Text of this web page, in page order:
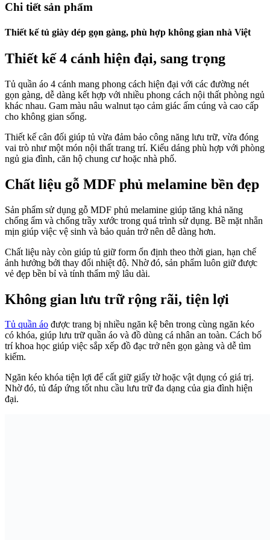
Chi tiết sản phẩm
Thiết kế tủ giày dép gọn gàng, phù hợp không gian nhà Việt
Thiết kế 4 cánh hiện đại, sang trọng
Tủ quần áo 4 cánh mang phong cách hiện đại với các đường nét
gọn gàng, dễ dàng kết hợp với nhiều phong cách nội thất phòng ngủ
khác nhau. Gam màu nâu walnut tạo cảm giác ấm cúng và cao cấp
cho không gian sống.
Thiết kế cân đối giúp tủ vừa đảm bảo công năng lưu trữ, vừa đóng
vai trò như một món nội thất trang trí. Kiểu dáng phù hợp với phòng
ngủ gia đình, căn hộ chung cư hoặc nhà phố.
Chất liệu gỗ MDF phủ melamine bền đẹp
Sản phẩm sử dụng gỗ MDF phủ melamine giúp tăng khả năng
chống ẩm và chống trầy xước trong quá trình sử dụng. Bề mặt nhẵn
mịn giúp việc vệ sinh và bảo quản trở nên dễ dàng hơn.
Chất liệu này còn giúp tủ giữ form ổn định theo thời gian, hạn chế
ảnh hưởng bởi thay đổi nhiệt độ. Nhờ đó, sản phẩm luôn giữ được
vẻ đẹp bền bỉ và tính thẩm mỹ lâu dài.
Không gian lưu trữ rộng rãi, tiện lợi
Tủ quần áo được trang bị nhiều ngăn kệ bên trong cùng ngăn kéo
có khóa, giúp lưu trữ quần áo và đồ dùng cá nhân an toàn. Cách bố
trí khoa học giúp việc sắp xếp đồ đạc trở nên gọn gàng và dễ tìm
kiếm.
Ngăn kéo khóa tiện lợi để cất giữ giấy tờ hoặc vật dụng có giá trị.
Nhờ đó, tủ đáp ứng tốt nhu cầu lưu trữ đa dạng của gia đình hiện
đại.